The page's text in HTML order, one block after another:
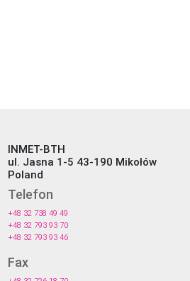
INMET-BTH
ul. Jasna 1-5 43-190 Mikołów
Poland
Telefon
+48 32 738 49 49
+48 32 793 93 70
+48 32 793 93 46
Fax